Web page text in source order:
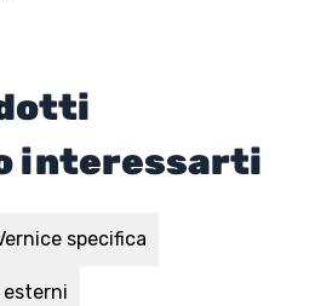
interessarti
specifica